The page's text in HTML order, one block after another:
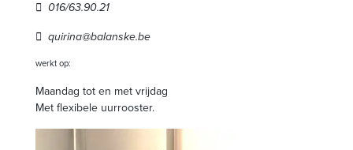
016/63.90.21
quirina@balanske.be
werkt op:
Maandag tot en met vrijdag
Met flexibele uurrooster.